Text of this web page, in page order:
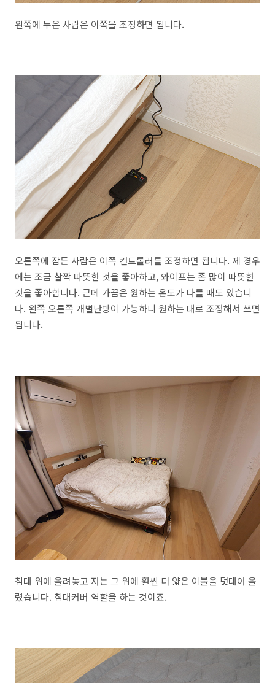
왼쪽에 누은 사람은 이쪽을 조정하면 됩니다.
오른쪽에 잠든 사람은 이쪽 컨트롤러를 조정하면 됩니다. 제 경우
에는 조금 살짝 따뜻한 것을 좋아하고, 와이프는 좀 많이 따뜻한
것을 좋아합니다. 근데 가끔은 원하는 온도가 다를 때도 있습니
다. 왼쪽 오른쪽 개별난방이 가능하니 원하는 대로 조정해서 쓰면
됩니다.
침대 위에 올려놓고 저는 그 위에 훨씬 더 얇은 이불을 덧대어 올
렸습니다. 침대커버 역할을 하는 것이죠.